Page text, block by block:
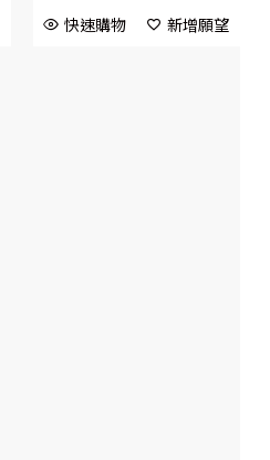
快速購物 新增願望